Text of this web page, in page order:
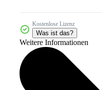
Kostenlose Lizenz
Was ist das?
Weitere Informationen